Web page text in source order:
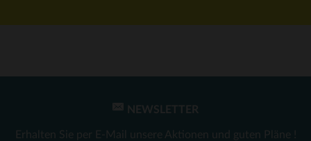
NEWSLETTER
Erhalten Sie per E-Mail unsere Aktionen und guten Pläne !